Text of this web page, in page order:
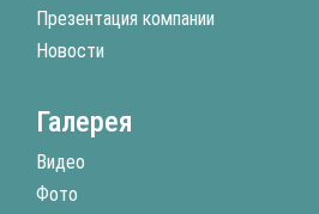
Презентация компании
Новости
Галерея
Видео
Фото